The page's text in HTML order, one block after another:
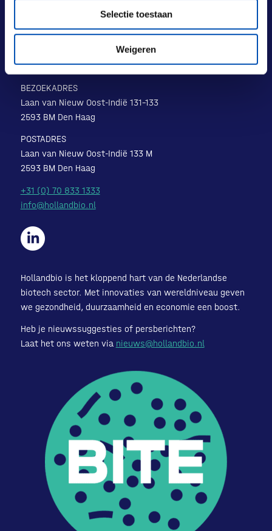
Selectie toestaan
Weigeren
BEZOEKADRES
Laan van Nieuw Oost-Indië 131-133
2593 BM Den Haag
POSTADRES
Laan van Nieuw Oost-Indië 133 M
2593 BM Den Haag
+31 (0) 70 833 1333
info@hollandbio.nl
Hollandbio is het kloppend hart van de Nederlandse
biotech sector. Met innovaties van wereldniveau geven
we gezondheid, duurzaamheid en economie een boost.
Heb je nieuwssuggesties of persberichten?
Laat het ons weten via nieuws@hollandbio.nl